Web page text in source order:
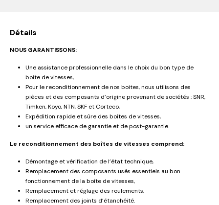
Détails
NOUS GARANTISSONS:
Une assistance professionnelle dans le choix du bon type de
boîte de vitesses,
Pour le reconditionnement de nos boites, nous utilisons des
pièces et des composants d’origine provenant de sociétés : SNR,
Timken, Koyo, NTN, SKF et Corteco,
Expédition rapide et sûre des boîtes de vitesses,
un service efficace de garantie et de post-garantie.
Le reconditionnement des boîtes de vitesses comprend:
Démontage et vérification de l’état technique,
Remplacement des composants usés essentiels au bon
fonctionnement de la boîte de vitesses,
Remplacement et réglage des roulements,
Remplacement des joints d’étanchéité.